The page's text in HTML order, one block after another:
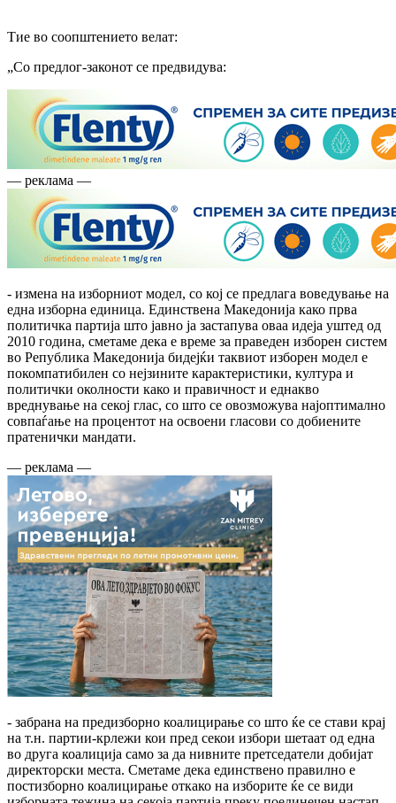
Тие во соопштението велат:
„Со предлог-законот се предвидува:
— реклама —
- измена на изборниот модел, со кој се предлага воведување на
една изборна единица. Единствена Македонија како прва
политичка партија што јавно ја застапува оваа идеја уштед од
2010 година, сметаме дека е време за праведен изборен систем
во Република Македонија бидејќи таквиот изборен модел е
покомпатибилен со нејзините карактеристики, култура и
политички околности како и правичност и еднакво
вреднување на секој глас, со што се овозможува најоптимално
совпаѓање на процентот на освоени гласови со добиените
пратенички мандати.
— реклама —
- забрана на предизборно коалицирање со што ќе се стави крај
на т.н. партии-крлежи кои пред секои избори шетаат од една
во друга коалиција само за да нивните претседатели добијат
директорски места. Сметаме дека единствено правилно е
постизборно коалицирање откако на изборите ќе се види